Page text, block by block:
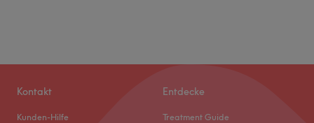
Kontakt
Kunden-Hilfe
Entdecke
Treatment Guide